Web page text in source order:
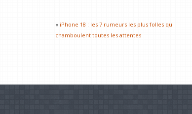
« iPhone 18 : les 7 rumeurs les plus folles qui
chamboulent toutes les attentes